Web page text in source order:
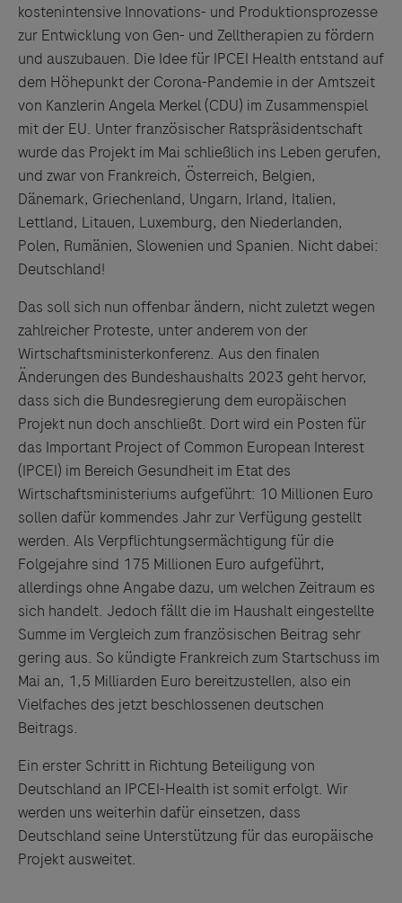
kostenintensive Innovations- und Produktionsprozesse
zur Entwicklung von Gen- und Zelltherapien zu fördern
und auszubauen. Die Idee für IPCEI Health entstand auf
dem Höhepunkt der Corona-Pandemie in der Amtszeit
von Kanzlerin Angela Merkel (CDU) im Zusammenspiel
mit der EU. Unter französischer Ratspräsidentschaft
wurde das Projekt im Mai schließlich ins Leben gerufen,
und zwar von Frankreich, Österreich, Belgien,
Dänemark, Griechenland, Ungarn, Irland, Italien,
Lettland, Litauen, Luxemburg, den Niederlanden,
Polen, Rumänien, Slowenien und Spanien. Nicht dabei:
Deutschland!
Das soll sich nun offenbar ändern, nicht zuletzt wegen
zahlreicher Proteste, unter anderem von der
Wirtschaftsministerkonferenz. Aus den finalen
Änderungen des Bundeshaushalts 2023 geht hervor,
dass sich die Bundesregierung dem europäischen
Projekt nun doch anschließt. Dort wird ein Posten für
das Important Project of Common European Interest
(IPCEI) im Bereich Gesundheit im Etat des
Wirtschaftsministeriums aufgeführt: 10 Millionen Euro
sollen dafür kommendes Jahr zur Verfügung gestellt
werden. Als Verpflichtungsermächtigung für die
Folgejahre sind 175 Millionen Euro aufgeführt,
allerdings ohne Angabe dazu, um welchen Zeitraum es
sich handelt. Jedoch fällt die im Haushalt eingestellte
Summe im Vergleich zum französischen Beitrag sehr
gering aus. So kündigte Frankreich zum Startschuss im
Mai an, 1,5 Milliarden Euro bereitzustellen, also ein
Vielfaches des jetzt beschlossenen deutschen
Beitrags.
Ein erster Schritt in Richtung Beteiligung von
Deutschland an IPCEI-Health ist somit erfolgt. Wir
werden uns weiterhin dafür einsetzen, dass
Deutschland seine Unterstützung für das europäische
Projekt ausweitet.
Links zu Websites Dritter werden im Sinne des
Servicegedankens angeboten. Der Herausgeber äußert
keine Meinung über den Inhalt von Websites Dritter und
lehnt ausdrücklich jegliche Verantwortung für
Drittinformationen und deren Verwendung ab.